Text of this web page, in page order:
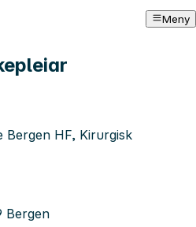
Meny
Bergen HF, Kirurgisk
Bergen